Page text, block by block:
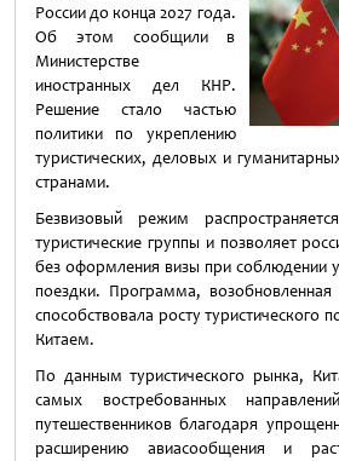
России до конца 2027 года.
Об этом сообщили в
Министерстве
иностранных дел КНР.
Решение стало частью
политики по укреплению
туристических, деловых и
странами.
Безвизовый режим
туристические группы и позволяет
без оформления визы при соблюдении
поездки. Программа,
способствовала росту туристического
Китаем.
По данным туристического рынка,
самых востребованных
путешественников благодаря
расширению авиасообщения и